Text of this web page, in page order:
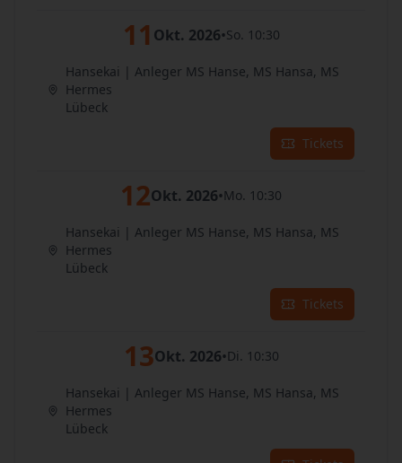
11 Okt. 2026•So. 10:30
Hansekai | Anleger MS Hanse, MS Hansa, MS
Hermes
Lübeck
Tickets
12Okt. 2026•Mo. 10:30
Hansekai | Anleger MS Hanse, MS Hansa, MS
Hermes
Lübeck
Tickets
13Okt. 2026•Di. 10:30
Hansekai | Anleger MS Hanse, MS Hansa, MS
Hermes
Lübeck